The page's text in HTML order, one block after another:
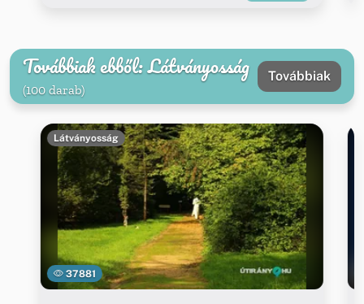
Továbbiak ebből: Látványosság
(100 darab)
Továbbiak
37881
Látványosság